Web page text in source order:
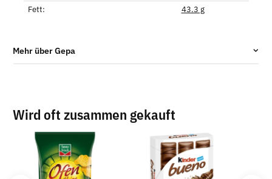
Fett:
43.3 g
Mehr über Gepa
Wird oft zusammen gekauft